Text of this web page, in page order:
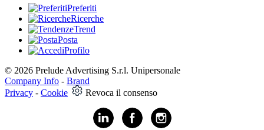
Preferiti
Ricerche
Trend
Posta
Profilo
© 2026 Prelude Advertising S.r.l. Unipersonale
Company Info - Brand
Privacy - Cookie Revoca il consenso